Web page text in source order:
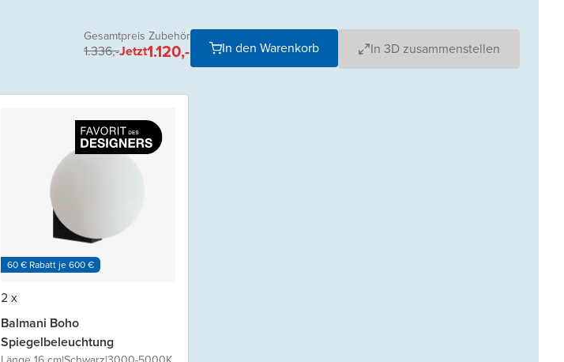
Gesamtpreis Zubehör
1.336,-Jetzt1.120,- In den Warenkorb In 3D zusammenstellen
60 € Rabatt je 600 €
2 x
Balmani Boho
Spiegelbeleuchtung